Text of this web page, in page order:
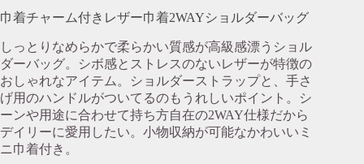
巾着チャーム付きレザー巾着2WAYショルダーバッグ
しっとりなめらかで柔らかい質感が高級感漂うショル
ダーバッグ。シボ感とストレスのないレザーが特徴の
おしゃれなアイテム。ショルダーストラップと、手さ
げ用のハンドルがついてるのもうれしいポイント。シ
ーンや用途に合わせて持ち方自在の2WAY仕様だから
デイリーに愛用したい。小物収納が可能なかわいいミ
ニ巾着付き。